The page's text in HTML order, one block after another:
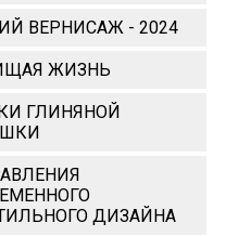
ВЕРНИСАЖ - 2024
ЖИЗНЬ
ГЛИНЯНОЙ
ДИЗАЙНА